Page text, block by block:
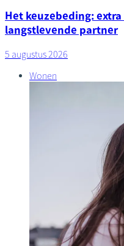
Het keuzebeding:
langstlevende partner
5 augustus 2026
Wonen